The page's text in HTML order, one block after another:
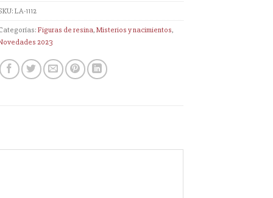
LA-1112
Figuras de resina,Misterios y nacimientos,
2023